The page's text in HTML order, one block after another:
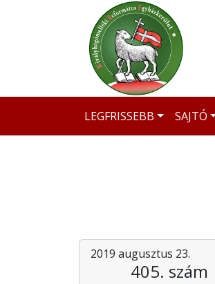
LEGFRISSEBB SAJTÓ
2019 augusztus 23.
405. szám